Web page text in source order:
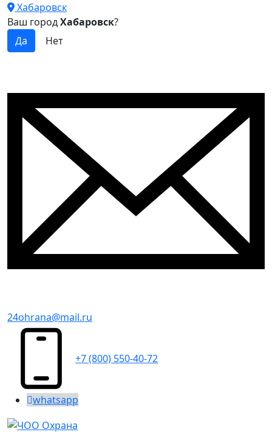
Хабаровск
Ваш городХабаровск?
24ohrana@mail.ru
+7 (800) 550-40-72
whatsapp